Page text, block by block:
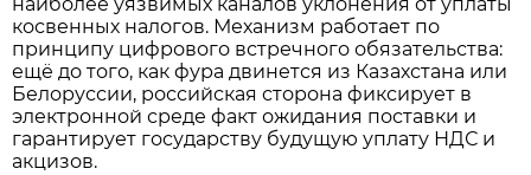
косвенных налогов. Механизм работает по
принципу цифрового встречного обязательства:
ещё до того, как фура двинется из Казахстана или
Белоруссии, российская сторона фиксирует в
электронной среде факт ожидания поставки и
гарантирует государству будущую уплату НДС и
акцизов.